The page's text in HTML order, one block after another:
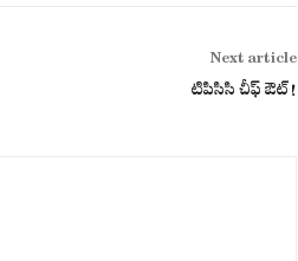
Next article
టిపిసిసి చీఫ్ ఔట్!